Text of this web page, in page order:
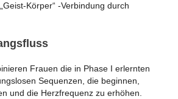
Körper“ -Verbindung durch
Frauen die in Phase I erlernten
Sequenzen, die beginnen,
und die Herzfrequenz zu erhöhen.